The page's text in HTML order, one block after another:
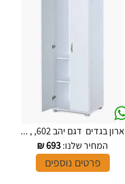
ארון בגדים דגם יהב 602, , ...
המחיר שלנו:693
₪
פרטים נוספים